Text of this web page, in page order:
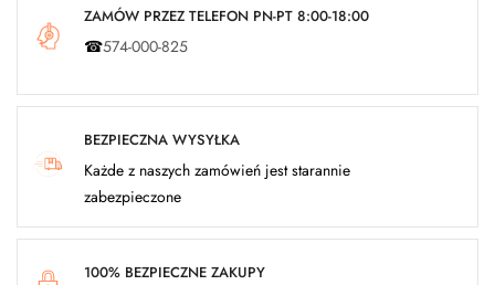
ZAMÓW PRZEZ TELEFON PN-PT 8:00-18:00
☎574-000-825
BEZPIECZNA WYSYŁKA
Każde z naszych zamówień jest starannie
zabezpieczone
100% BEZPIECZNE ZAKUPY